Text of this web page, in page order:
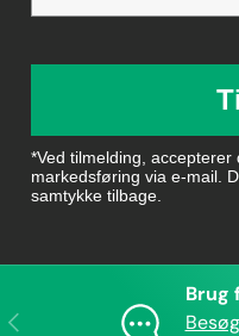
*Ved tilmelding,
markedsføring via e-mail.
samtykke tilbage.
Forrige
Brug